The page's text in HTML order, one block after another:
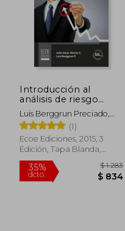
50%
dcto.
Introducción al
análisis de riesgo
financiero
Luis Berggrun Preciado,
Julio César Alonso C.
(1)
Ecoe Ediciones, 2015, 3
Edición, Tapa Blanda,
Nuevo